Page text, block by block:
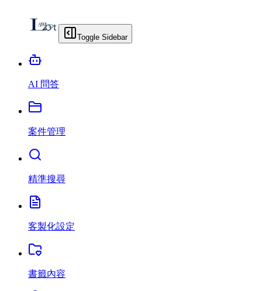
Toggle Sidebar
AI 問答
案件管理
精準搜尋
客製化設定
書籤內容